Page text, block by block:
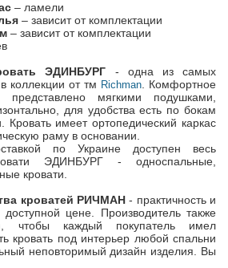
– ламели
– зависит от комплектации
– зависит от комплектации
ЭДИНБУРГ - одна из самых
коллекции от тм Richman. Комфортное
представлено мягкими подушками,
для удобства есть по бокам
имеет ортопедический каркас
раму в основании.
по Украине доступен весь
ЭДИНБУРГ - односпальные,
кровати.
кроватей РИЧМАН - практичность и
цене. Производитель также
чтобы каждый покупатель имел
кровать под интерьер любой спальни
неповторимый дизайн изделия. Вы